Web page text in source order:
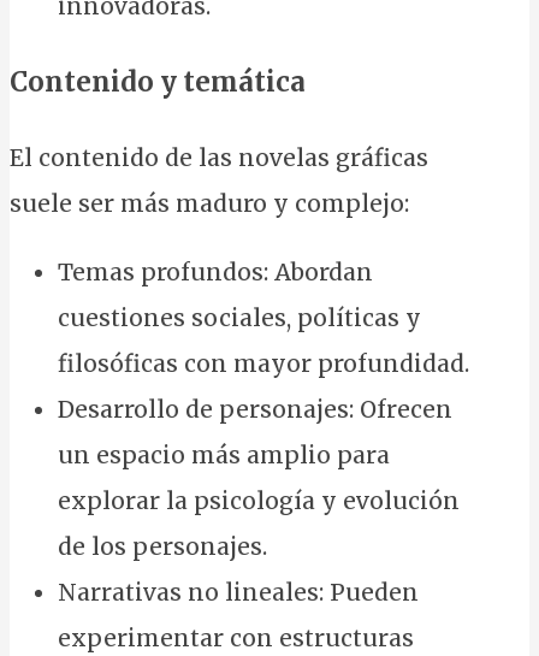
innovadoras.
Contenido y temática
El contenido de las novelas gráficas
suele ser más maduro y complejo:
Temas profundos: Abordan
cuestiones sociales, políticas y
filosóficas con mayor profundidad.
Desarrollo de personajes: Ofrecen
un espacio más amplio para
explorar la psicología y evolución
de los personajes.
Narrativas no lineales: Pueden
experimentar con estructuras